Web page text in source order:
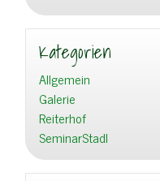
Kategorien
Allgemein
Galerie
Reiterhof
SeminarStadl